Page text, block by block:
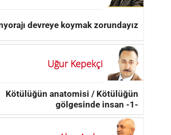
devreye koymak zorundayız
Uğur Kepekçi
Kötülüğün anatomisi / Kötülüğün
gölgesinde insan -1-